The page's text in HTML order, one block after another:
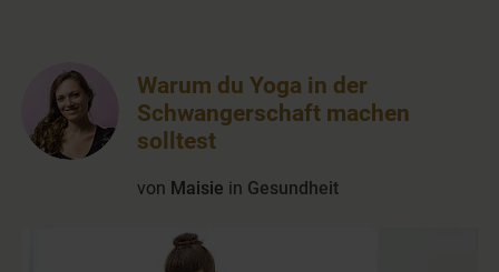
Warum du Yoga in der
Schwangerschaft machen
solltest
von Maisie in Gesundheit